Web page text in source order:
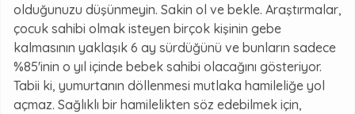
olduğunuzu düşünmeyin. Sakin ol ve bekle. Araştırmalar,
çocuk sahibi olmak isteyen birçok kişinin gebe
kalmasının yaklaşık 6 ay sürdüğünü ve bunların sadece
%85'inin o yıl içinde bebek sahibi olacağını gösteriyor.
Tabii ki, yumurtanın döllenmesi mutlaka hamileliğe yol
açmaz. Sağlıklı bir hamilelikten söz edebilmek için,